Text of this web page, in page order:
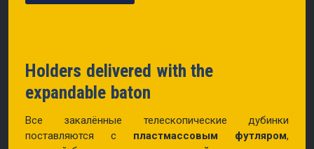
Holders delivered with the
expandable baton
Все закалённые телескопические дубинки
поставляются с пластмассовым футляром,